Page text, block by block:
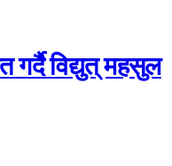
गर्दै विद्युत् महसुल